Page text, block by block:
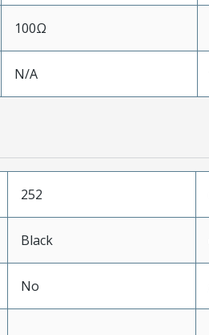
100Ω
N/A
252
Black
No